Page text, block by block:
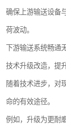
确保上游输送设备
荷波动。
下游输送系统畅通
技术升级改造，提
随着技术进步，对
命的有效途径。
例如，升级为更耐